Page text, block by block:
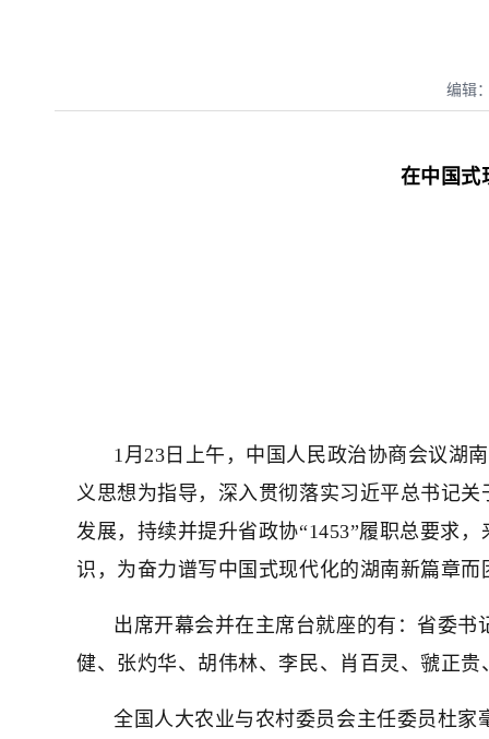
编辑
在中国式
1月23日上午，中国人民政治协商会议湖
义思想为指导，深入贯彻落实习近平总书记
发展，持续并提升省政协“1453”履职总要求
识，为奋力谱写中国式现代化的湖南新篇章而
出席开幕会并在主席台就座的有：省委
健、张灼华、胡伟林、李民、肖百灵、虢正
全国人大农业与农村委员会主任委员杜